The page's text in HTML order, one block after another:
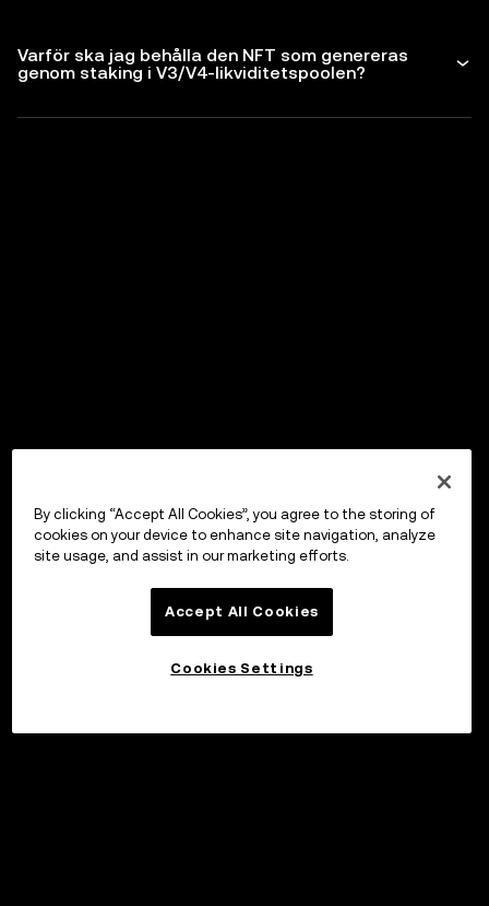
Varför ska jag behålla den NFT som genereras
genom staking i V3/V4-likviditetspoolen?
By clicking “Accept All Cookies”, you agree to the storing of
cookies on your device to enhance site navigation, analyze
site usage, and assist in our marketing efforts.
Accept All Cookies
Cookies Settings